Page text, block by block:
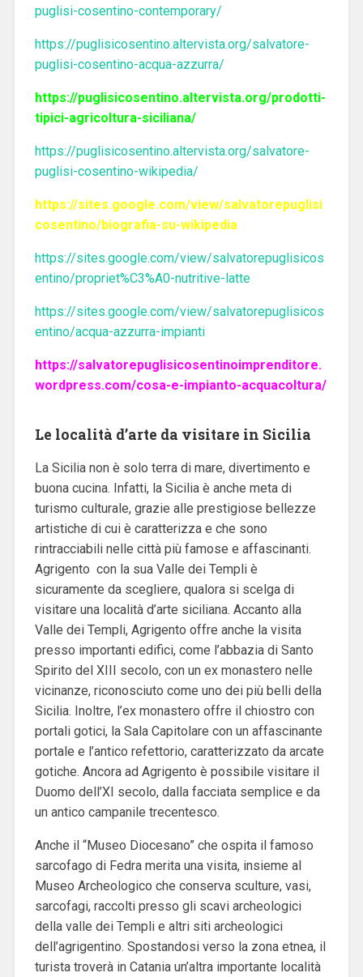
puglisi-cosentino-contemporary/
https://puglisicosentino.altervista.org/salvatore-
puglisi-cosentino-acqua-azzurra/
https://puglisicosentino.altervista.org/prodotti-
tipici-agricoltura-siciliana/
https://puglisicosentino.altervista.org/salvatore-
puglisi-cosentino-wikipedia/
https://sites.google.com/view/salvatorepuglisi
cosentino/biografia-su-wikipedia
https://sites.google.com/view/salvatorepuglisicos
entino/propriet%C3%A0-nutritive-latte
https://sites.google.com/view/salvatorepuglisicos
entino/acqua-azzurra-impianti
https://salvatorepuglisicosentinoimprenditore.
wordpress.com/cosa-e-impianto-acquacoltura/
Le località d’arte da visitare in Sicilia
La Sicilia non è solo terra di mare, divertimento e
buona cucina. Infatti, la Sicilia è anche meta di
turismo culturale, grazie alle prestigiose bellezze
artistiche di cui è caratterizza e che sono
rintracciabili nelle città più famose e affascinanti.
Agrigento con la sua Valle dei Templi è
sicuramente da scegliere, qualora si scelga di
visitare una località d’arte siciliana. Accanto alla
Valle dei Templi, Agrigento offre anche la visita
presso importanti edifici, come l’abbazia di Santo
Spirito del XIII secolo, con un ex monastero nelle
vicinanze, riconosciuto come uno dei più belli della
Sicilia. Inoltre, l’ex monastero offre il chiostro con
portali gotici, la Sala Capitolare con un affascinante
portale e l’antico refettorio, caratterizzato da arcate
gotiche. Ancora ad Agrigento è possibile visitare il
Duomo dell’XI secolo, dalla facciata semplice e da
un antico campanile trecentesco.
Anche il “Museo Diocesano” che ospita il famoso
sarcofago di Fedra merita una visita, insieme al
Museo Archeologico che conserva sculture, vasi,
sarcofagi, raccolti presso gli scavi archeologici
della valle dei Templi e altri siti archeologici
dell’agrigentino. Spostandosi verso la zona etnea, il
turista troverà in Catania un’altra importante località